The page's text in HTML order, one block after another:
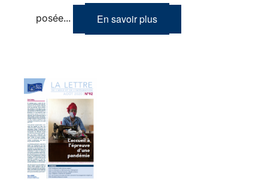
posée... En savoir plus